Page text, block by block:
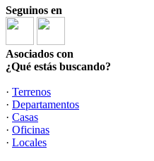
Seguinos en
Asociados con
¿Qué estás buscando?
· Terrenos
· Departamentos
· Casas
· Oficinas
· Locales